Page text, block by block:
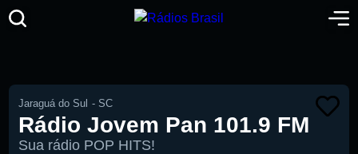
Jaraguá do Sul -SC
Rádio Jovem Pan 101.9 FM
Sua rádio POP HITS!